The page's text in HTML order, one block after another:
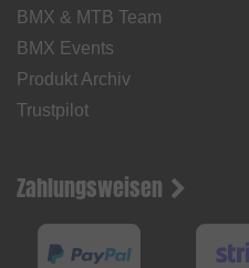
BMX & MTB Team
BMX Events
Produkt Archiv
Trustpilot
Zahlungsweisen